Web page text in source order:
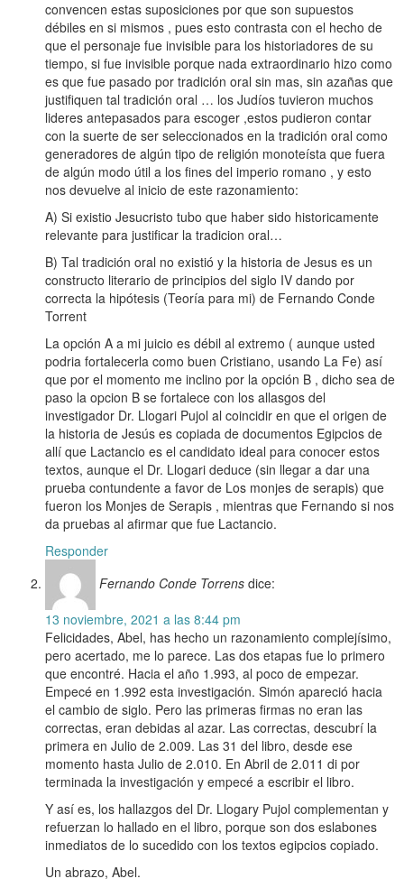
convencen estas suposiciones por que son supuestos
débiles en si mismos , pues esto contrasta con el hecho de
que el personaje fue invisible para los historiadores de su
tiempo, si fue invisible porque nada extraordinario hizo como
es que fue pasado por tradición oral sin mas, sin azañas que
justifiquen tal tradición oral … los Judíos tuvieron muchos
lideres antepasados para escoger ,estos pudieron contar
con la suerte de ser seleccionados en la tradición oral como
generadores de algún tipo de religión monoteísta que fuera
de algún modo útil a los fines del imperio romano , y esto
nos devuelve al inicio de este razonamiento:
A) Si existio Jesucristo tubo que haber sido historicamente
relevante para justificar la tradicion oral…
B) Tal tradición oral no existió y la historia de Jesus es un
constructo literario de principios del siglo IV dando por
correcta la hipótesis (Teoría para mi) de Fernando Conde
Torrent
La opción A a mi juicio es débil al extremo ( aunque usted
podria fortalecerla como buen Cristiano, usando La Fe) así
que por el momento me inclino por la opción B , dicho sea de
paso la opcion B se fortalece con los allasgos del
investigador Dr. Llogari Pujol al coincidir en que el origen de
la historia de Jesús es copiada de documentos Egipcios de
allí que Lactancio es el candidato ideal para conocer estos
textos, aunque el Dr. Llogari deduce (sin llegar a dar una
prueba contundente a favor de Los monjes de serapis) que
fueron los Monjes de Serapis , mientras que Fernando si nos
da pruebas al afirmar que fue Lactancio.
Responder
Fernando Conde Torrens dice:
13 noviembre, 2021 a las 8:44 pm
Felicidades, Abel, has hecho un razonamiento complejísimo,
pero acertado, me lo parece. Las dos etapas fue lo primero
que encontré. Hacia el año 1.993, al poco de empezar.
Empecé en 1.992 esta investigación. Simón apareció hacia
el cambio de siglo. Pero las primeras firmas no eran las
correctas, eran debidas al azar. Las correctas, descubrí la
primera en Julio de 2.009. Las 31 del libro, desde ese
momento hasta Julio de 2.010. En Abril de 2.011 di por
terminada la investigación y empecé a escribir el libro.
Y así es, los hallazgos del Dr. Llogary Pujol complementan y
refuerzan lo hallado en el libro, porque son dos eslabones
inmediatos de lo sucedido con los textos egipcios copiado.
Un abrazo, Abel.